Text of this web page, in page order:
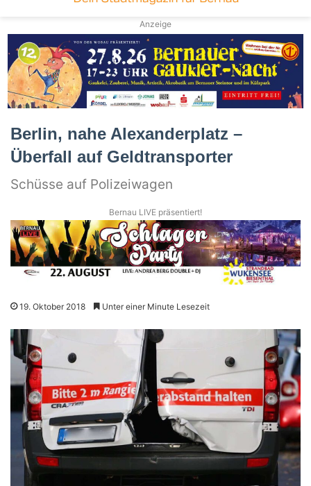
Anzeige
Berlin, nahe Alexanderplatz –
Überfall auf Geldtransporter
Schüsse auf Polizeiwagen
Bernau LIVE präsentiert!
19. Oktober 2018 Unter einer Minute Lesezeit